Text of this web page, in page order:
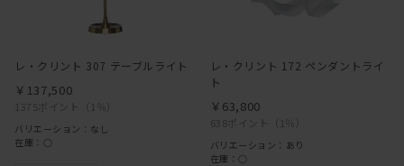
レ・クリント 307 テーブルライト
1375ポイント （1％）
￥137,500
バリエーション：なし
在庫：○
レ・クリント 172 ペンダントライ
ト
638ポイント （1％）
￥63,800
バリエーション：あり
在庫：○